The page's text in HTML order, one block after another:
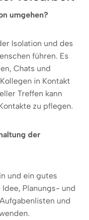
umgehen?
Isolation und des
führen. Es
Chats und
in Kontakt
Treffen kann
zu pflegen.
der
und ein gutes
Planungs- und
und